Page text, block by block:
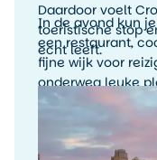
Daardoor voelt
toeristische stop
echt leeft.
In de avond kun
een restaurant,
fijne wijk voor
onderweg leuke